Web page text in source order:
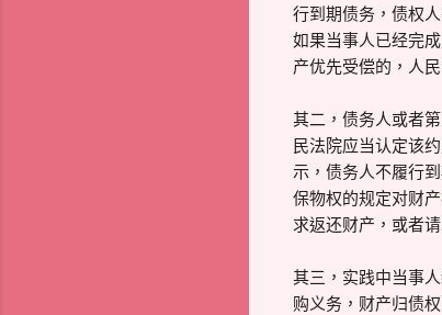
行到期债务，债权
如果当事人已经完
产优先受偿的，人
其二，债务人或者
民法院应当认定该
示，债务人不履行
保物权的规定对财
求返还财产，或者
其三，实践中当事
购义务，财产归债